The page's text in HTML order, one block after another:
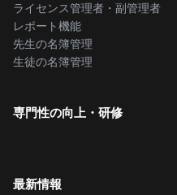
ライセンス管理者・副管理者
レポート機能
先生の名簿管理
生徒の名簿管理
専門性の向上・研修
最新情報